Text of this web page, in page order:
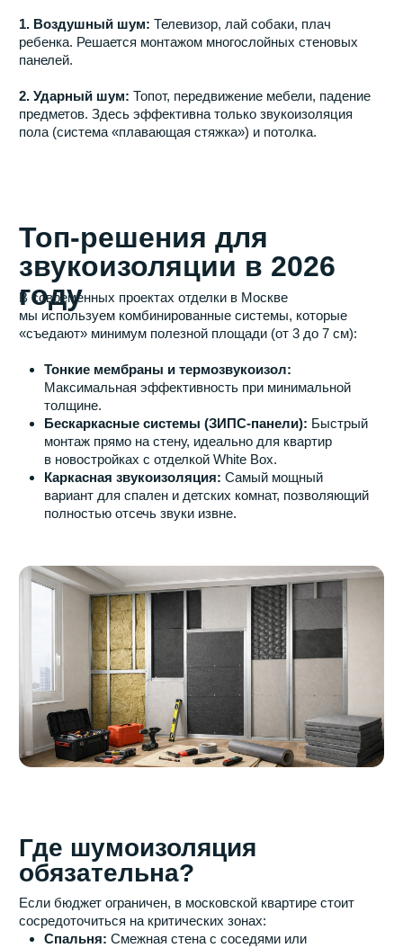
Тонкие мембраны и термозвукоизол:
Максимальная эффективность при минимальной
толщине.
Бескаркасные системы (ЗИПС-панели):
Каркасная звукоизоляция:Самый мощный
вариант для спален и детских комнат, позволяющий
полностью отсечь звуки извне.
сосредоточиться на критических зонах:
Спальня:Смежная стена с соседями или
лифтовой шахтой.
Чтобы шум из гостиной не мешал сну
ребенка.
Санузел:Звукоизоляция канализационных
высоких башен Москвы-Сити или новых ЖК).
Где шумоизоляция
обязательна?
Главная ошибка — наличие «звуковых мостиков».
Если закрепить каркас напрямую к стене без
демпферных лент и виброподвесов, звук будет
передаваться по металлу. В Москве часто встречаются
бригады-универсалы, которые нарушают технологию,
превращая дорогую шумоизоляцию в бесполезную
конструкцию.
Ошибки при монтаже:
почему звук остается?
Москве — признак дальновидного хозяина.
Резюме: тишина —
это инвестиция
Устали слышать каждый шаг
соседей?